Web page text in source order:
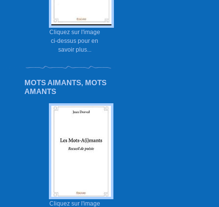
Cliquez sur l'image
ci-dessus pour en
savoir plus...
MOTS AIMANTS, MOTS
AMANTS
Cliquez sur l'image